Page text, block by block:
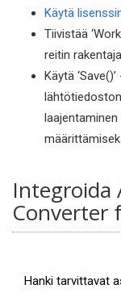
Käytä
Tiivistää
reitin
Käytä
Integroida
Converter
Hanki tarvittavat